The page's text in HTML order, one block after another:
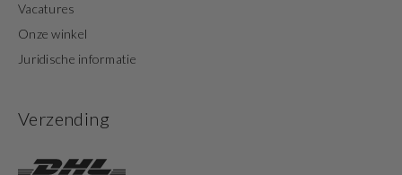
Vacatures
Onze winkel
Juridische informatie
Verzending